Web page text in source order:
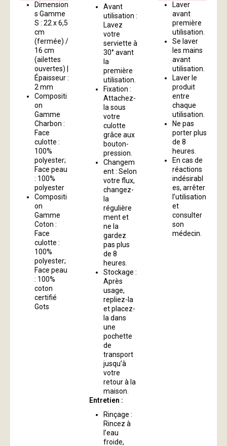
Dimension
s Gamme
S : 22 x 6,5
cm
(fermée) /
16 cm
(ailettes
ouvertes) |
Épaisseur :
2 mm
Compositi
on
Gamme
Charbon :
Face
culotte :
100%
polyester;
Face peau
: 100%
polyester
Compositi
on
Gamme
Coton :
Face
culotte :
100%
polyester;
Face peau
: 100%
coton
certifié
Gots
Avant
utilisation :
Lavez
votre
serviette à
30° avant
la
première
utilisation.
Fixation :
Attachez-
la sous
votre
culotte
grâce aux
bouton-
pression.
Changem
ent : Selon
votre flux,
changez-
la
régulière
ment et
ne la
gardez
pas plus
de 8
heures.
Stockage :
Après
usage,
repliez-la
et placez-
la dans
une
pochette
de
transport
jusqu’à
votre
retour à la
maison.
Entretien :
Rinçage :
Rincez à
l’eau
froide,
Laver
avant
première
utilisation.
Se laver
les mains
avant
utilisation.
Laver le
produit
entre
chaque
utilisation.
Ne pas
porter plus
de 8
heures.
En cas de
réactions
indésirabl
es, arrêter
l’utilisation
et
consulter
son
médecin.